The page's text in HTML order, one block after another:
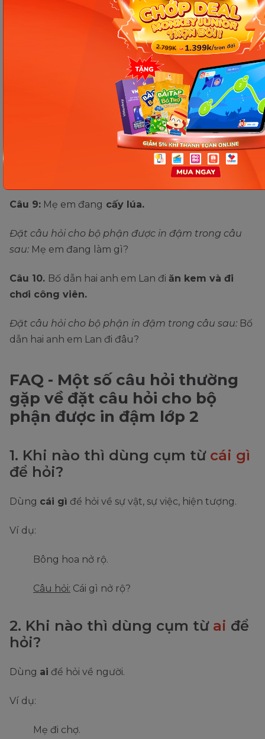
Mỗi khi Tết đến Xuân về, người dân lạilàm
bánh chưng, bánh giàyđể cúng tổ tiên.
Đặt câu hỏi cho phần in đậm:Mỗi khi Tết đến
Xuân về, người dân thường làm gì để cúng tổ tiên?
xinh đẹp nhất mà tôi từng
Đặt câu hỏi cho bộ phận in đậm trong câu sau:
ấy như thế nào? Hoặc Cô ấy là người như thế nào?
Câu 9: Mẹ em đang cấy lúa.
Đặt câu hỏi cho bộ phận được in đậm trong câu
sau: Mẹ em đang làm gì?
Câu 10. Bố dẫn hai anh em Lan đi ăn kem và đi
chơi công viên.
Đặt câu hỏi cho bộ phận in đậm trong câu sau: Bố
dẫn hai anh em Lan đi đâu?
FAQ - Một số câu hỏi thường
gặp về đặt câu hỏi cho bộ
phận được in đậm lớp 2
1. Khi nào thì dùng cụm từ cái gì
để hỏi?
Dùng cái gì để hỏi về sự vật, sự việc, hiện tượng.
Ví dụ:
Bông hoa nở rộ.
Câu hỏi: Cái gì nở rộ?
2. Khi nào thì dùng cụm từ ai để
hỏi?
Dùng ai để hỏi về người.
Ví dụ:
Mẹ đi chợ.